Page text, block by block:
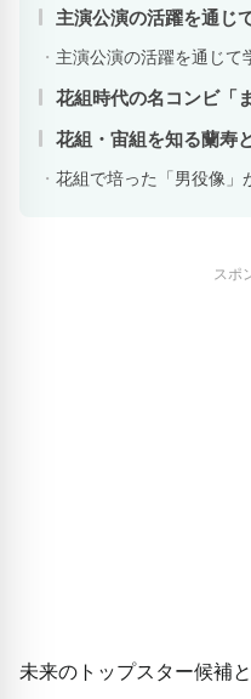
主演公演の活躍を通じ
主演公演の活躍を通じて
花組時代の名コンビ「
花組・宙組を知る蘭寿
花組で培った「男役像」
スポ
未来のトップスター候補